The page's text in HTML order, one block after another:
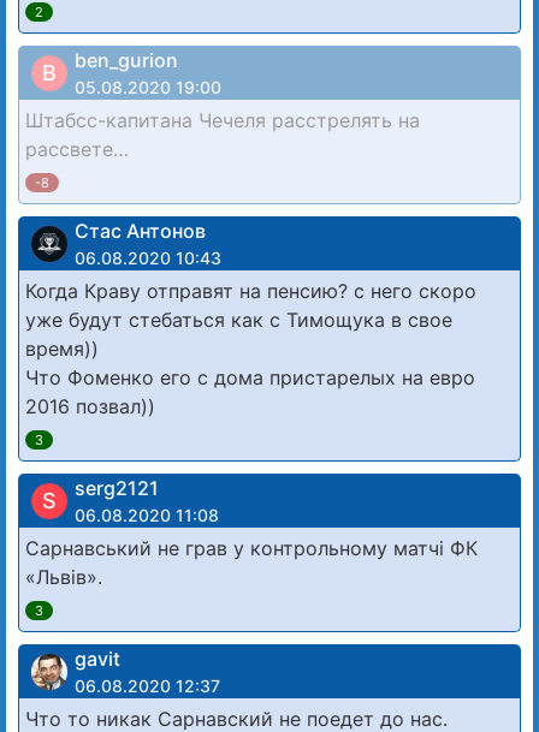
2
B ben_gurion
05.08.2020 19:00
Штабсс-капитана Чечеля расстрелять на
рассвете…
-8
Стас Антонов
06.08.2020 10:43
Когда Краву отправят на пенсию? с него скоро
уже будут стебаться как с Тимощука в свое
время))
Что Фоменко его с дома пристарелых на евро
2016 позвал))
3
S serg2121
06.08.2020 11:08
Сарнавський не грав у контрольному матчі ФК
«Львів».
3
gavit
06.08.2020 12:37
Что то никак Сарнавский не поедет до нас.